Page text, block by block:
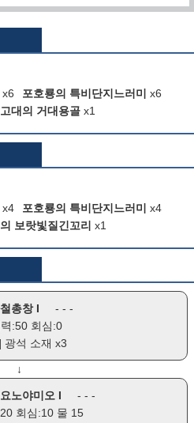
x6 포호룡의 특비단지느러미
x6
고대의 거대용골 x1
x4 포호룡의 특비단지느러미
x4
보랏빛질긴꼬리 x1
총창 I
- - -
:50 회심:0
광석 소재 x3
↓
노야미오 I
- - -
회심:10 물 15